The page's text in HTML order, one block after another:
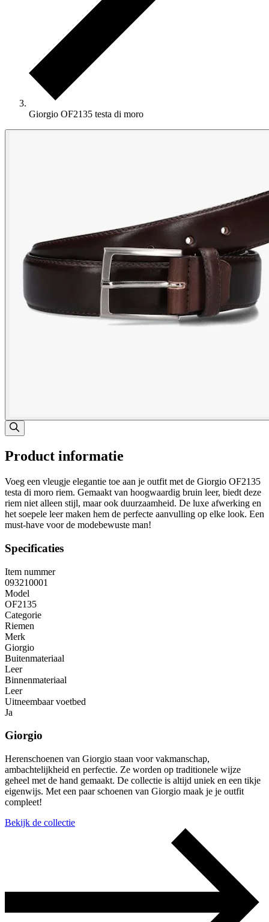
Giorgio OF2135 testa di moro
Product informatie
Voeg een vleugje elegantie toe aan je outfit met de Giorgio OF2135
testa di moro riem. Gemaakt van hoogwaardig bruin leer, biedt deze
riem niet alleen stijl, maar ook duurzaamheid. De luxe afwerking en
het soepele leer maken hem de perfecte aanvulling op elke look. Een
must-have voor de modebewuste man!
Specificaties
Item nummer
093210001
Model
OF2135
Categorie
Riemen
Merk
Giorgio
Buitenmateriaal
Leer
Binnenmateriaal
Leer
Uitneembaar voetbed
Ja
Giorgio
Herenschoenen van Giorgio staan voor vakmanschap,
ambachtelijkheid en perfectie. Ze worden op traditionele wijze
geheel met de hand gemaakt. De collectie is altijd uniek en een tikje
eigenwijs. Met een paar schoenen van Giorgio maak je je outfit
compleet!
Bekijk de collectie